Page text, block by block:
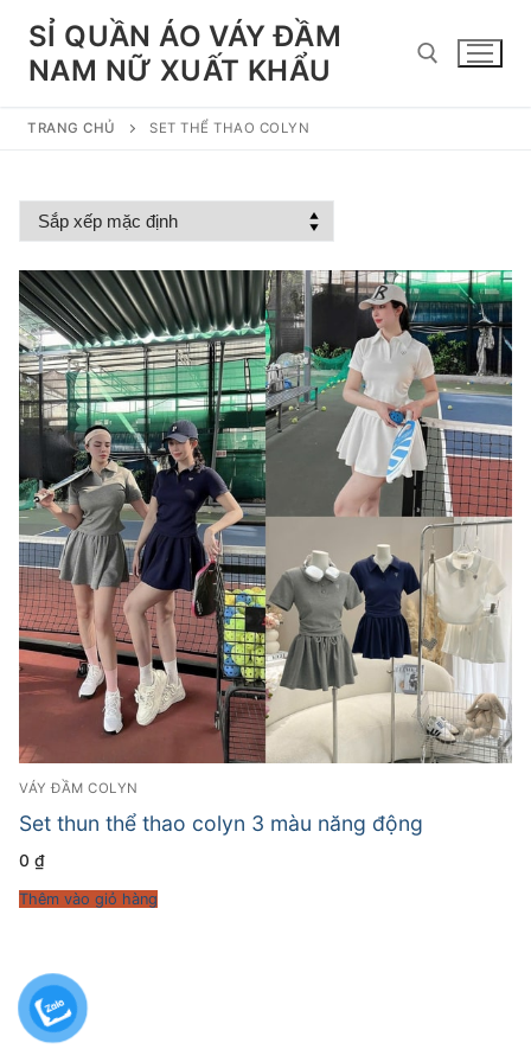
Chuyển
đếnSỈ QUẦN ÁO VÁY ĐẦM
NAM NỮ XUẤT KHẨU
TRANG CHỦ SET THỂ THAO COLYN
VÁY ĐẦM COLYN
Set thun thể thao colyn 3 màu năng động
0 ₫
Thêm vào giỏ hàng